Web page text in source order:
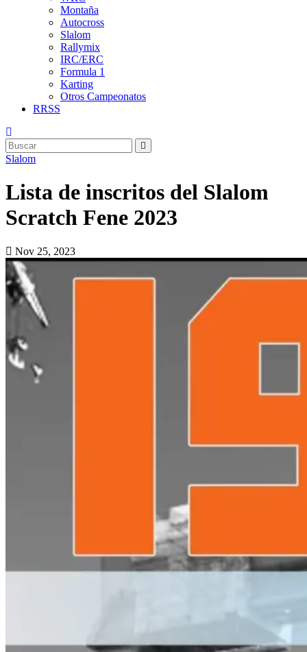
Montaña
Autocross
Slalom
Rallymix
IRC/ERC
Formula 1
Karting
Otros Campeonatos
RRSS
Slalom
Lista de inscritos del Slalom
Scratch Fene 2023
Nov 25, 2023